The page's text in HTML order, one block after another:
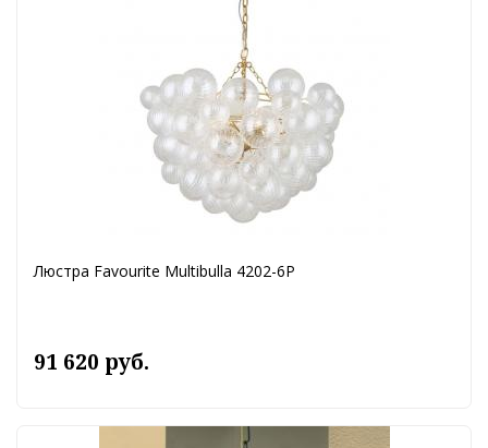
Люстра Favourite Multibulla 4202-6P
91 620 руб.